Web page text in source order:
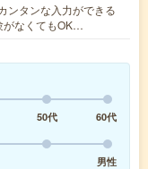
ンタンな入力ができる
なくてもOK…
50代
60代
男性